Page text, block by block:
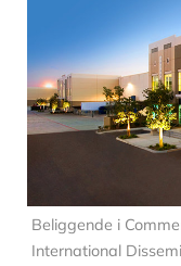
Beliggende i
International